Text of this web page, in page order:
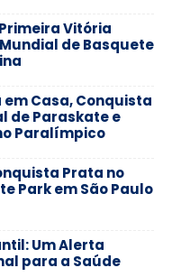
Vitória
de Basquete
em Casa, Conquista
de Paraskate e
Paralímpico
Prata no
Park em São Paulo
Um Alerta
para a Saúde